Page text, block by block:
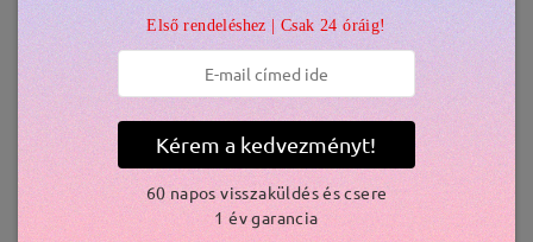
Kiszállítva
N2009 4.800 Ft N2008K 3.500 Ft
Első rendeléshez | Csak 24 óráig!
Kérem a kedvezményt!
60 napos visszaküldés és csere
1 év garancia